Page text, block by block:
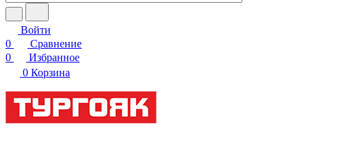
Войти
0
Сравнение
0
Избранное
0 Корзина